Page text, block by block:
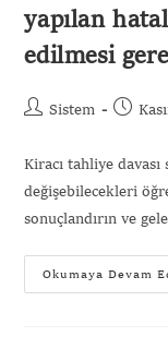
yapılan
edilmesi
Sistem
Kiracı tahliye
değişebilecekleri
sonuçlandırın ve
Okumaya Devam